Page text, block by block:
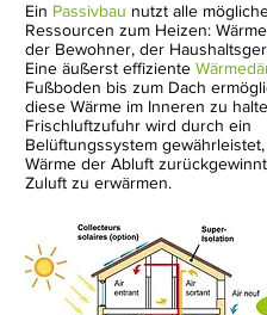
Ein Passivbau nutzt alle
Ressourcen zum Heizen:
der Bewohner, der
Eine äußerst effiziente
Fußboden bis zum Dach
diese Wärme im Inneren zu
Frischluftzufuhr wird durch ein
Belüftungssystem
Wärme der Abluft
Zuluft zu erwärmen.